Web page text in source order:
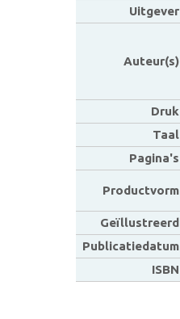
Uitgever
Auteur(s)
Druk
Taal
Pagina's
Productvorm
Geïllustreerd
Publicatiedatum
ISBN